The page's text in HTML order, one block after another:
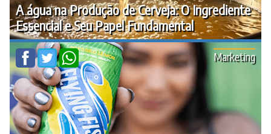
A água na Produção de Cerveja: O Ingrediente
Essencial e Seu Papel Fundamental
Marketing